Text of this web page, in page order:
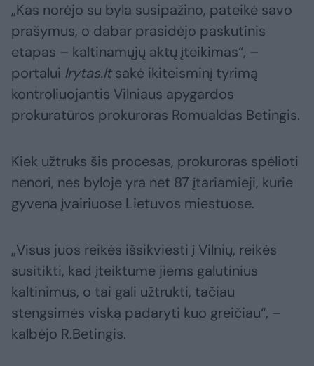
„Kas norėjo su byla susipažino, pateikė savo
prašymus, o dabar prasidėjo paskutinis
etapas – kaltinamųjų aktų įteikimas“, –
portalui lrytas.ltsakė ikiteisminį tyrimą
kontroliuojantis Vilniaus apygardos
prokuratūros prokuroras Romualdas Betingis.
Kiek užtruks šis procesas, prokuroras spėlioti
nenori, nes byloje yra net 87 įtariamieji, kurie
gyvena įvairiuose Lietuvos miestuose.
„Visus juos reikės išsikviesti į Vilnių, reikės
susitikti, kad įteiktume jiems galutinius
kaltinimus, o tai gali užtrukti, tačiau
stengsimės viską padaryti kuo greičiau“, –
kalbėjo R.Betingis.